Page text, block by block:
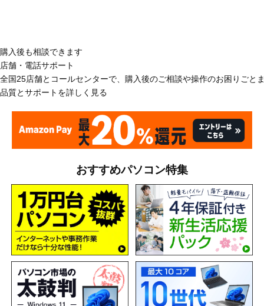
購入後も相談できます
店舗・電話サポート
全国25店舗とコールセンターで、購入後のご相談や操作のお困りごと
品質とサポートを詳しく見る
おすすめパソコン特集